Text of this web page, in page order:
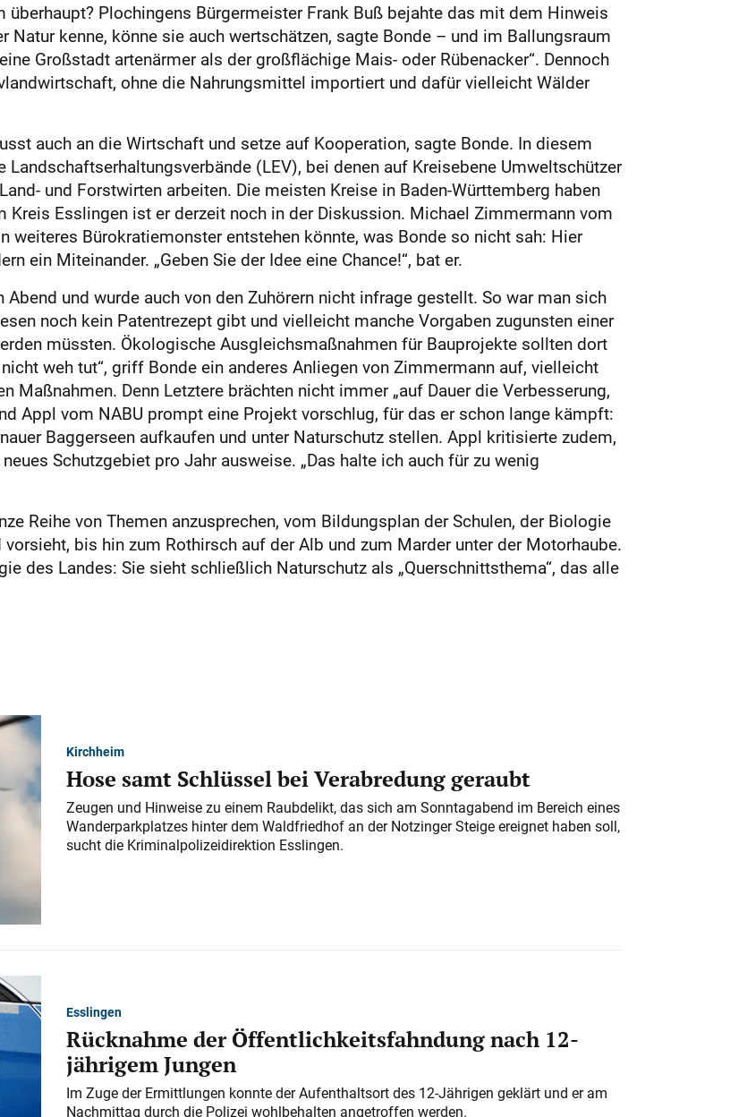
Plochingens Bürgermeister Frank Buß bejahte das mit dem Hinweis
Natur kenne, könne sie auch wertschätzen, sagte Bonde – und im Ballungsraum
Großstadt artenärmer als der großflächige Mais- oder Rübenacker“. Dennoch
ohne die Nahrungsmittel importiert und dafür vielleicht Wälder
auch an die Wirtschaft und setze auf Kooperation, sagte Bonde. In diesem
Landschaftserhaltungsverbände (LEV), bei denen auf Kreisebene Umweltschützer
und Forstwirten arbeiten. Die meisten Kreise in Baden-Württemberg haben
Kreis Esslingen ist er derzeit noch in der Diskussion. Michael Zimmermann vom
weiteres Bürokratiemonster entstehen könnte, was Bonde so nicht sah: Hier
ein Miteinander. „Geben Sie der Idee eine Chance!“, bat er.
und wurde auch von den Zuhörern nicht infrage gestellt. So war man sich
noch kein Patentrezept gibt und vielleicht manche Vorgaben zugunsten einer
müssten. Ökologische Ausgleichsmaßnahmen für Bauprojekte sollten dort
weh tut“, griff Bonde ein anderes Anliegen von Zimmermann auf, vielleicht
Maßnahmen. Denn Letztere brächten nicht immer „auf Dauer die Verbesserung,
Appl vom NABU prompt eine Projekt vorschlug, für das er schon lange kämpft:
Baggerseen aufkaufen und unter Naturschutz stellen. Appl kritisierte zudem,
Schutzgebiet pro Jahr ausweise. „Das halte ich auch für zu wenig
Reihe von Themen anzusprechen, vom Bildungsplan der Schulen, der Biologie
bis hin zum Rothirsch auf der Alb und zum Marder unter der Motorhaube.
des Landes: Sie sieht schließlich Naturschutz als „Querschnittsthema“, das alle
Kirchheim
Hose samt Schlüssel bei Verabredung geraubt
Zeugen und Hinweise zu einem Raubdelikt, das sich am Sonntagabend im Bereich eines
Wanderparkplatzes hinter dem Waldfriedhof an der Notzinger Steige ereignet haben soll,
sucht die Kriminalpolizeidirektion Esslingen.
Esslingen
Rücknahme der Öffentlichkeitsfahndung nach 12-
jährigem Jungen
Im Zuge der Ermittlungen konnte der Aufenthaltsort des 12-Jährigen geklärt und er am
Nachmittag durch die Polizei wohlbehalten angetroffen werden.